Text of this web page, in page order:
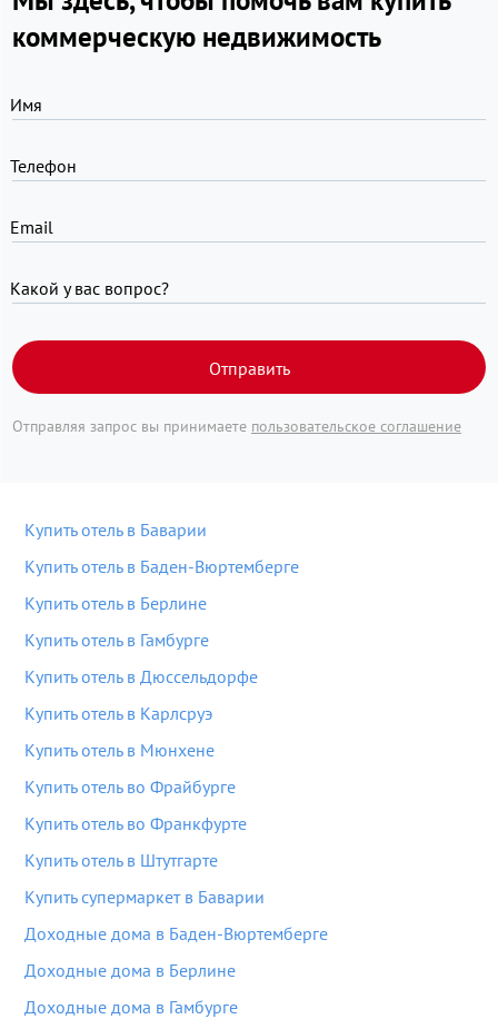
коммерческую недвижимость
Имя
Телефон
Email
Какой у вас вопрос?
Отправить
Отправляя запрос вы принимаете пользовательское соглашение
Купить отель в Баварии
Купить отель в Баден-Вюртемберге
Купить отель в Берлине
Купить отель в Гамбурге
Купить отель в Дюссельдорфе
Купить отель в Карлсруэ
Купить отель в Мюнхене
Купить отель во Фрайбурге
Купить отель во Франкфурте
Купить отель в Штутгарте
Купить супермаркет в Баварии
Доходные дома в Баден-Вюртемберге
Доходные дома в Берлине
Доходные дома в Гамбурге